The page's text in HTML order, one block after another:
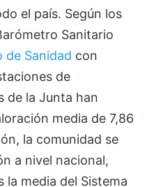
el país. Según los
Sanitario
de Sanidad con
de
de la Junta han
media de 7,86
la comunidad se
a nivel nacional,
la media del Sistema